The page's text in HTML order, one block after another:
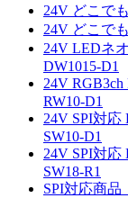
24V どこで
24V どこで
24V LEDネ
DW1015-D1
24V
RW10-D1
24V SPI対応
SW10-D1
24V SPI対応
SW18-R1
SPI対応商